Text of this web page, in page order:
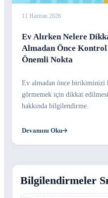
11 Haziran 2026
Ev Alırken Nelere
Almadan Önce
Önemli Nokta
Ev almadan önce birikiminizi
görmemek için dikkat
hakkında bilgilendirme.
Devamını Oku
Bilgilendirmeler